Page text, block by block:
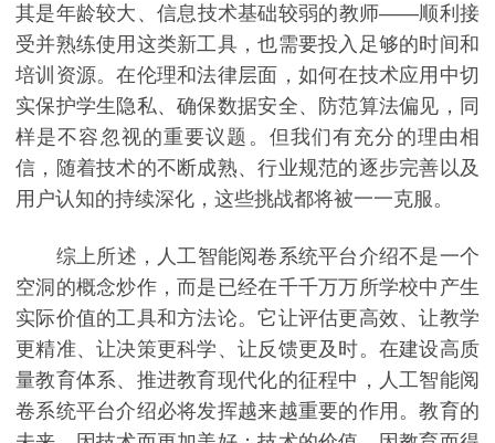
其是年龄较大、信息技术基础较弱的教师——顺利接
受并熟练使用这类新工具，也需要投入足够的时间和
培训资源。在伦理和法律层面，如何在技术应用中切
实保护学生隐私、确保数据安全、防范算法偏见，同
样是不容忽视的重要议题。但我们有充分的理由相
信，随着技术的不断成熟、行业规范的逐步完善以及
用户认知的持续深化，这些挑战都将被一一克服。
综上所述，人工智能阅卷系统平台介绍不是一个
空洞的概念炒作，而是已经在千千万万所学校中产生
实际价值的工具和方法论。它让评估更高效、让教学
更精准、让决策更科学、让反馈更及时。在建设高质
量教育体系、推进教育现代化的征程中，人工智能阅
卷系统平台介绍必将发挥越来越重要的作用。教育的